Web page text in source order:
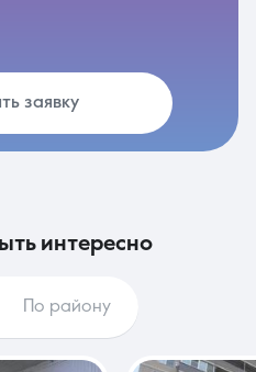
заявку
интересно
По району